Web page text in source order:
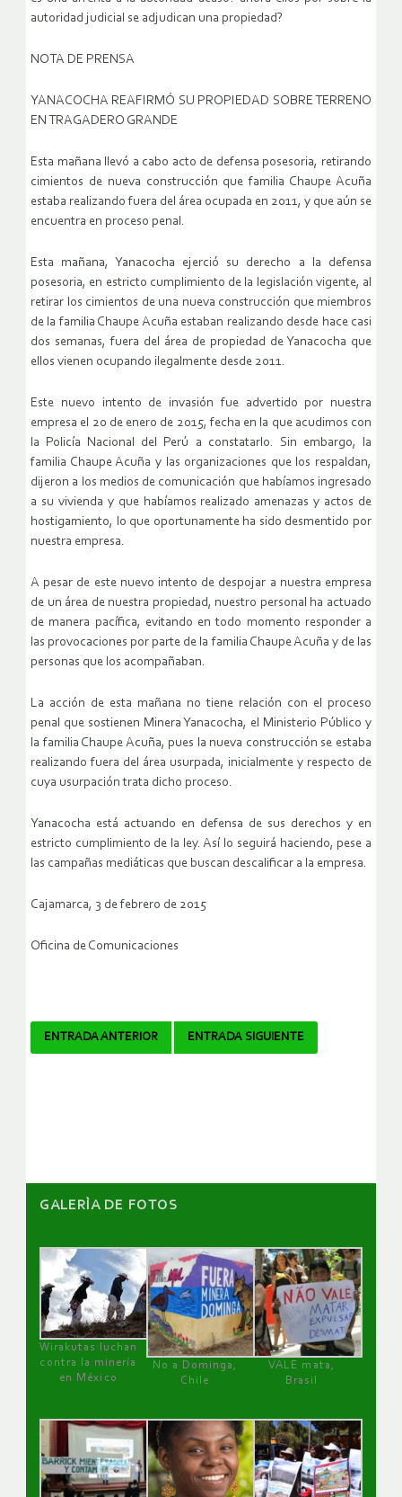
autoridad judicial se adjudican una propiedad?
NOTA DE PRENSA
YANACOCHA REAFIRMÓ SU PROPIEDAD SOBRE TERRENO
EN TRAGADERO GRANDE
Esta mañana llevó a cabo acto de defensa posesoria, retirando
cimientos de nueva construcción que familia Chaupe Acuña
estaba realizando fuera del área ocupada en 2011, y que aún se
encuentra en proceso penal.
Esta mañana, Yanacocha ejerció su derecho a la defensa
posesoria, en estricto cumplimiento de la legislación vigente, al
retirar los cimientos de una nueva construcción que miembros
de la familia Chaupe Acuña estaban realizando desde hace casi
dos semanas, fuera del área de propiedad de Yanacocha que
ellos vienen ocupando ilegalmente desde 2011.
Este nuevo intento de invasión fue advertido por nuestra
empresa el 20 de enero de 2015, fecha en la que acudimos con
la Policía Nacional del Perú a constatarlo. Sin embargo, la
familia Chaupe Acuña y las organizaciones que los respaldan,
dijeron a los medios de comunicación que habíamos ingresado
a su vivienda y que habíamos realizado amenazas y actos de
hostigamiento, lo que oportunamente ha sido desmentido por
nuestra empresa.
A pesar de este nuevo intento de despojar a nuestra empresa
de un área de nuestra propiedad, nuestro personal ha actuado
de manera pacífica, evitando en todo momento responder a
las provocaciones por parte de la familia Chaupe Acuña y de las
personas que los acompañaban.
La acción de esta mañana no tiene relación con el proceso
penal que sostienen Minera Yanacocha, el Ministerio Público y
la familia Chaupe Acuña, pues la nueva construcción se estaba
realizando fuera del área usurpada, inicialmente y respecto de
cuya usurpación trata dicho proceso.
Yanacocha está actuando en defensa de sus derechos y en
estricto cumplimiento de la ley. Así lo seguirá haciendo, pese a
las campañas mediáticas que buscan descalificar a la empresa.
Cajamarca, 3 de febrero de 2015
Oficina de Comunicaciones
Navegador
ENTRADA ANTERIOR ENTRADA SIGUIENTE
GALERÌA DE FOTOS
Wirakutas luchan
contra la minería
en México
No a Dominga,
Chile
VALE mata,
Brasil